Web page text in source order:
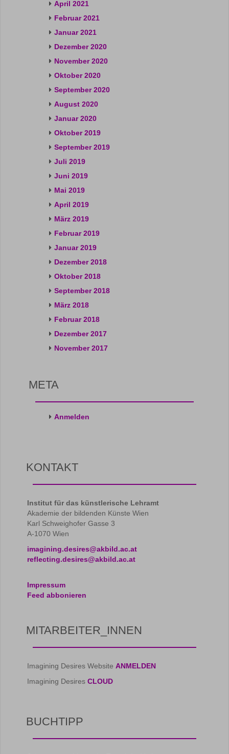
April 2021
Februar 2021
Januar 2021
Dezember 2020
November 2020
Oktober 2020
September 2020
August 2020
Januar 2020
Oktober 2019
September 2019
Juli 2019
Juni 2019
Mai 2019
April 2019
März 2019
Februar 2019
Januar 2019
Dezember 2018
Oktober 2018
September 2018
März 2018
Februar 2018
Dezember 2017
November 2017
META
Anmelden
KONTAKT
Institut für das künstlerische Lehramt
Akademie der bildenden Künste Wien
Karl Schweighofer Gasse 3
A-1070 Wien
imagining.desires@akbild.ac.at
reflecting.desires@akbild.ac.at
Impressum
Feed abbonieren
MITARBEITER_INNEN
Imagining Desires Website ANMELDEN
Imagining Desires CLOUD
BUCHTIPP